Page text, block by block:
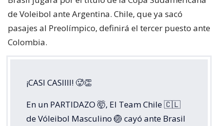
de Voleibol ante Argentina. Chile, que ya sacó
pasajes al Preolímpico, definirá el tercer puesto ante
Colombia.
¡CASI CASIIII! 🥵👏
En un PARTIDAZO 🤯, El Team Chile 🇨🇱
de Vóleibol Masculino 🏐 cayó ante Brasil